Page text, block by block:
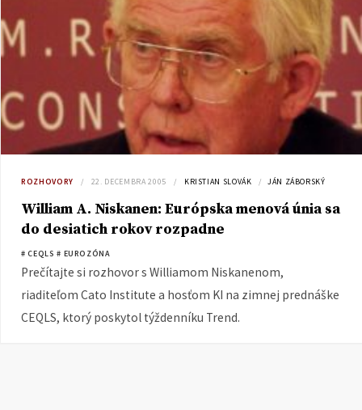
ROZHOVORY 22. DECEMBRA 2005 KRISTIAN SLOVÁK JÁN ZÁBORSKÝ
William A. Niskanen: Európska menová únia sa
do desiatich rokov rozpadne
# CEQLS # EUROZÓNA
Prečítajte si rozhovor s Williamom Niskanenom,
riaditeľom Cato Institute a hosťom KI na zimnej prednáške
CEQLS, ktorý poskytol týždenníku Trend.